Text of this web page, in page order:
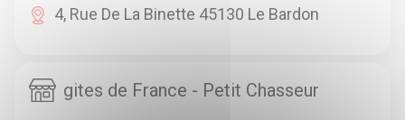
4, Rue De La Binette 45130 Le Bardon
gites de France - Petit Chasseur